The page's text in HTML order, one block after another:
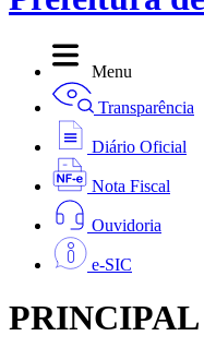
Menu
Transparência
Diário Oficial
Nota Fiscal
Ouvidoria
e-SIC
PRINCIPAL